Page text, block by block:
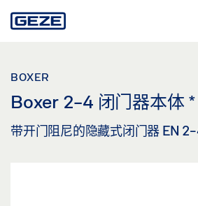
to
BOXER
Boxer 2-4 闭门器本体 *
带开门阻尼的隐藏式闭门器 EN